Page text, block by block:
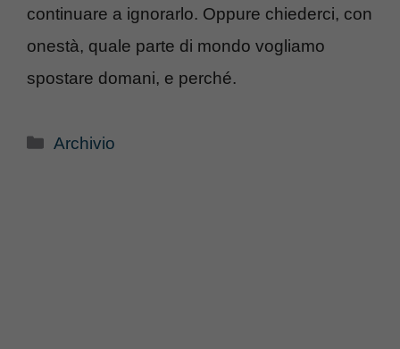
continuare a ignorarlo. Oppure chiederci, con
onestà, quale parte di mondo vogliamo
spostare domani, e perché.
Categorie
Archivio